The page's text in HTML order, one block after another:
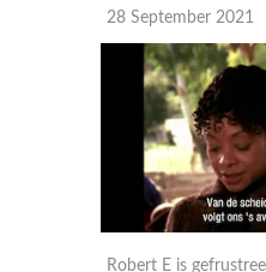
28 September 2021
Robert E is